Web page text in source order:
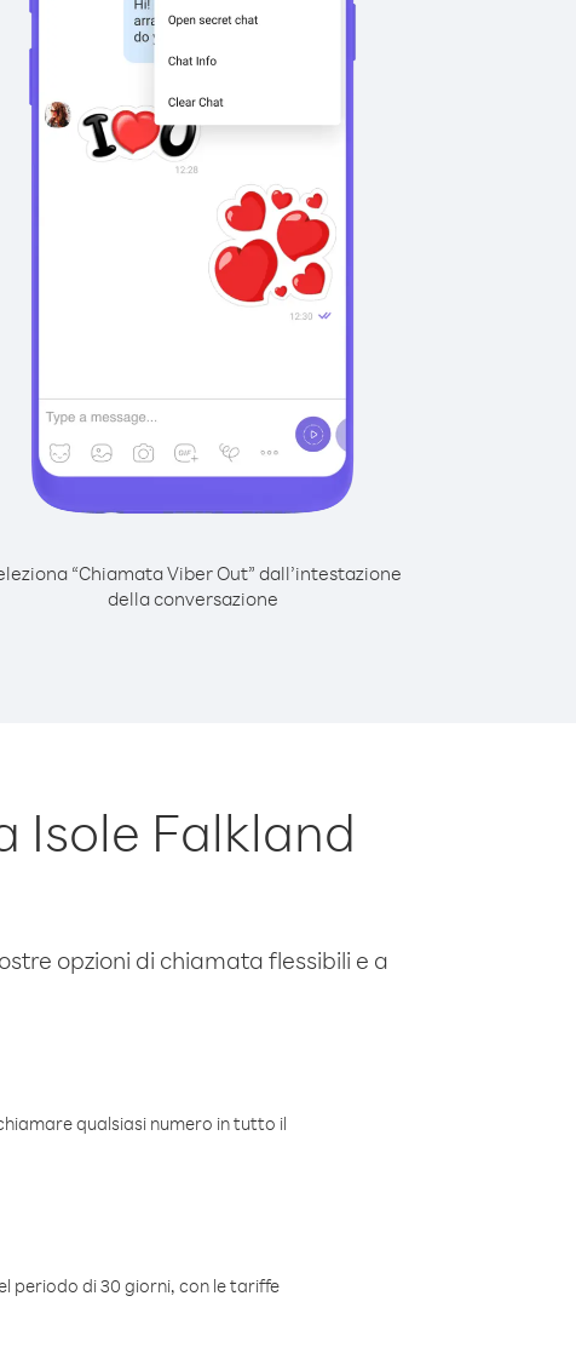
“Chiamata Viber Out” dall’intestazione
della conversazione
Isole Falkland
opzioni di chiamata flessibili e a
qualsiasi numero in tutto il
periodo di 30 giorni, con le tariffe